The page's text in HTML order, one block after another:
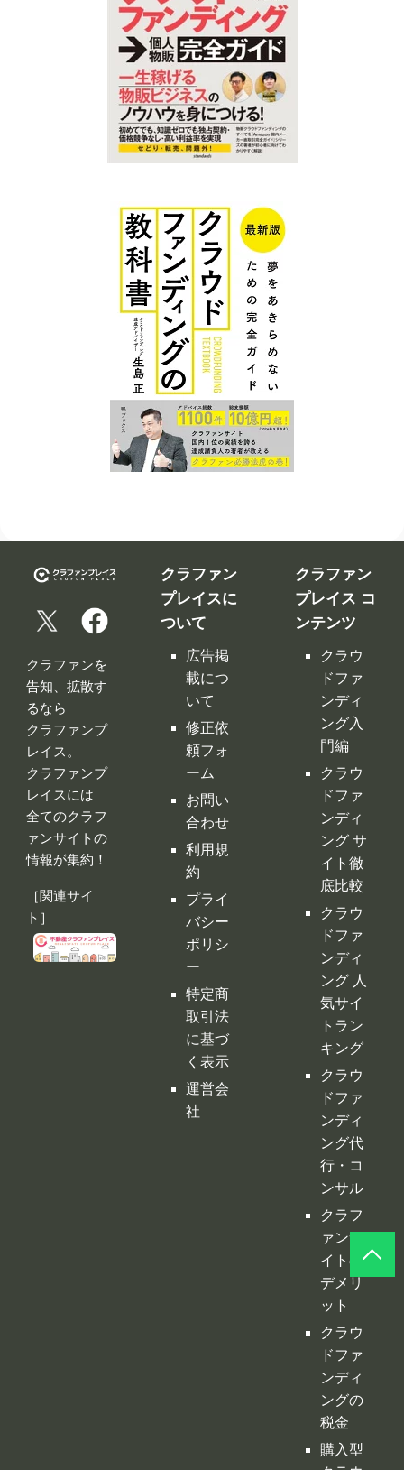
クラファンを
告知、拡散す
るなら
クラファンプ
レイス。
クラファンプ
レイスには
全てのクラフ
ァンサイトの
情報が集約！
［関連サイ
ト］
クラファン
プレイスに
ついて
広告掲
載につ
いて
修正依
頼フォ
ーム
お問い
合わせ
利用規
約
プライ
バシー
ポリシ
ー
特定商
取引法
に基づ
く表示
運営会
社
クラファン
プレイス コ
ンテンツ
クラウ
ドファ
ンディ
ング入
門編
クラウ
ドファ
ンディ
ング サ
イト徹
底比較
クラウ
ドファ
ンディ
ング 人
気サイ
トラン
キング
クラウ
ドファ
ンディ
ング代
行・コ
ンサル
クラフ
ァンサ
イトの
デメリ
ット
クラウ
ドファ
ンディ
ングの
税金
購入型